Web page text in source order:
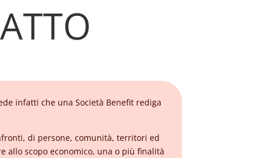
infatti che una Società Benefit rediga
di persone, comunità, territori ed
allo scopo economico, una o più finalità